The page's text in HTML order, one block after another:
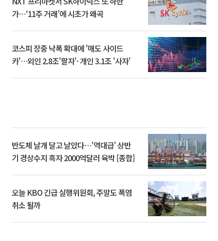
가⋯‘11주 거래’에 시초가 왜곡
코스피 장중 낙폭 확대에 '매도 사이드
카'…외인 2.8조'팔자'· 개인 3.1조 '사자'
반도체 날개 달고 날았다⋯'역대급' 상반
기 경상수지 흑자 2000억달러 육박 [종합]
오늘 KBO 긴급 실행위원회, 주말도 폭염
취소 될까